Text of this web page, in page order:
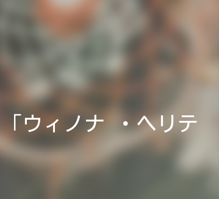
ウィノナ ・ヘリテ